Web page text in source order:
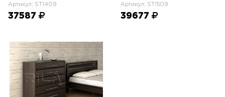
Артикул: ST1409
37587
Артикул: ST1509
39677